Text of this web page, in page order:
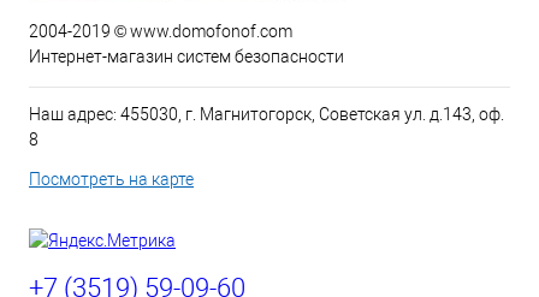
2004-2019 © www.domofonof.com
Интернет-магазин систем безопасности
Наш адрес: 455030, г. Магнитогорск, Советская ул. д.143, оф.
8
Посмотреть на карте
+7 (3519) 59-09-60